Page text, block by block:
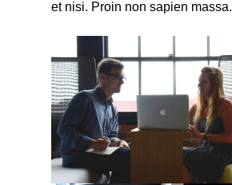
et nisi. Proin non sapien massa.